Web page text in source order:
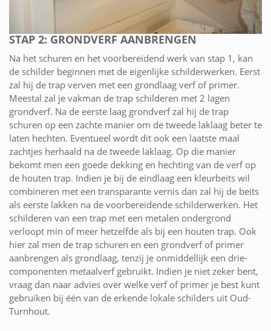
STAP 2: GRONDVERF AANBRENGEN
Na het schuren en het voorbereidend werk van stap 1, kan
de schilder beginnen met de eigenlijke schilderwerken. Eerst
zal hij de trap verven met een grondlaag verf of primer.
Meestal zal je vakman de trap schilderen met 2 lagen
grondverf. Na de eerste laag grondverf zal hij de trap
schuren op een zachte manier om de tweede laklaag beter te
laten hechten. Eventueel wordt dit ook een laatste maal
zachtjes herhaald na de tweede laklaag. Op die manier
bekomt men een goede dekking en hechting van de verf op
de houten trap. Indien je bij de eindlaag een kleurbeits wil
combineren met een transparante vernis dan zal hij de beits
als eerste lakken na de voorbereidende schilderwerken. Het
schilderen van een trap met een metalen ondergrond
verloopt min of meer hetzelfde als bij een houten trap. Ook
hier zal men de trap schuren en een grondverf of primer
aanbrengen als grondlaag, tenzij je onmiddellijk een drie-
componenten metaalverf gebruikt. Indien je niet zeker bent,
vraag dan naar advies over welke verf of primer je best kunt
gebruiken bij één van de erkende lokale schilders uit Oud-
Turnhout.